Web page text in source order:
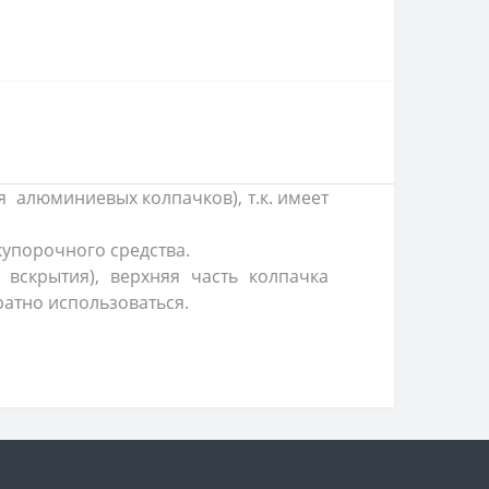
алюминиевых колпачков), т.к. имеет
средства.
верхняя часть колпачка
использоваться.